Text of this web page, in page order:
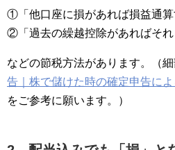
①「他口座に損があれば損益通算
②「過去の繰越控除があればそれ
などの節税方法があります。（細
告｜株で儲けた時の確定申告に
をご参考に願います。）